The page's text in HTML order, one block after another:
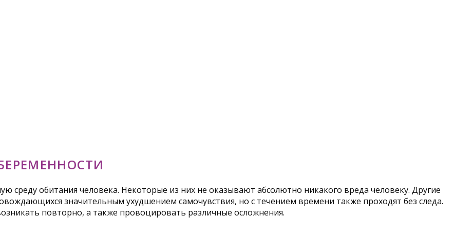
среду обитания человека. Некоторые из них не оказывают абсолютно никакого вреда человеку. Другие
значительным ухудшением самочувствия, но с течением времени также проходят без следа.
повторно, а также провоцировать различные осложнения.